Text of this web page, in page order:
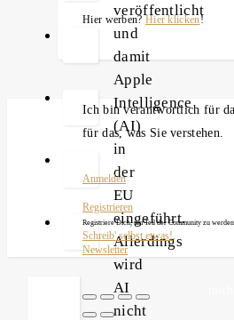
veröffentlicht
und
damit
Apple
Intelligence
(AI)
in
der
EU
eingeführt.
Allerdings
wird
AI
nicht
Hier werben? Hier klicken!
Ich bin verantwortlich für
für das, was Sie verstehen.
Anmelden
Registrieren
Registriere Dich, um Teil der Community zu
Schreib' selbst etwas!
Newsletter